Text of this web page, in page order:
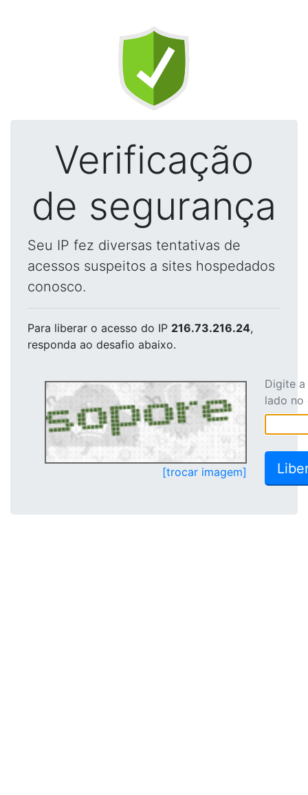
Verificação
de segurança
Seu IP fez diversas tentativas de
acessos suspeitos a sites hospedados
conosco.
Para liberar o acesso do IP 216.73.216.24,
responda ao desafio abaixo.
[trocar imagem]
Digite
lado no